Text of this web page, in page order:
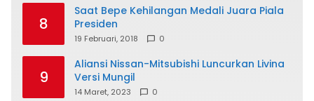
8
Saat Bepe Kehilangan Medali Juara Piala
Presiden
19 Februari, 2018 0
9
Aliansi Nissan-Mitsubishi Luncurkan Livina
Versi Mungil
14 Maret, 2023 0